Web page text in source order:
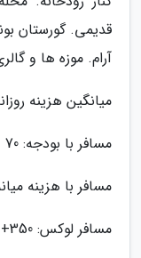
قدیمی. گورستان
آرام. موزه ها و
میانگین هزینه
مسافر با بودجه: 70 - 180 دلار
مسافر با هزینه میانه: 180 - 350
مسافر لوکس: 350+ دلار